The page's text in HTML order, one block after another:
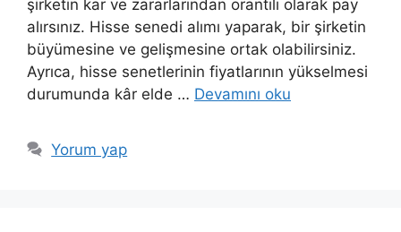
şirketin kar ve zararlarından orantılı olarak pay
alırsınız. Hisse senedi alımı yaparak, bir şirketin
büyümesine ve gelişmesine ortak olabilirsiniz.
Ayrıca, hisse senetlerinin fiyatlarının yükselmesi
durumunda kâr elde … Devamını oku
Yorum yap